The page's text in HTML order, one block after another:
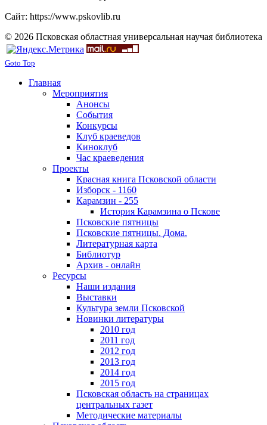
Сайт: https://www.pskovlib.ru
© 2026 Псковская областная универсальная научая библиотека
Goto Top
Главная
Мероприятия
Анонсы
События
Конкурсы
Клуб краеведов
Киноклуб
Час краеведения
Проекты
Красная книга Псковской области
Изборск - 1160
Карамзин - 255
История Карамзина о Пскове
Псковские пятницы
Псковские пятницы. Дома.
Литературная карта
Библиотур
Архив - онлайн
Ресурсы
Наши издания
Выставки
Культура земли Псковской
Новинки литературы
2010 год
2011 год
2012 год
2013 год
2014 год
2015 год
Псковская область на страницах
центральных газет
Методические материалы